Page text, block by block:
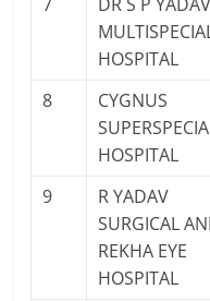
HOSPITAL
8
CYGNUS
HOSPITAL
9
R YADAV
SURGICAL
REKHA EYE
HOSPITAL